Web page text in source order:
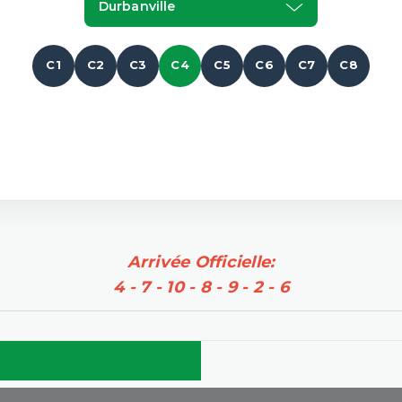
Durbanville
C1 C2 C3 C4 C5 C6 C7 C8
Arrivée Officielle:
4 - 7 - 10 - 8 - 9 - 2 - 6